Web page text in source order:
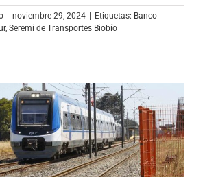
noviembre 29, 2024 Etiquetas: Banco
, Seremi de Transportes Biobío